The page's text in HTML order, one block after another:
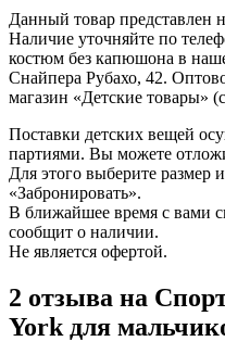
Данный товар представлен
Наличие уточняйте по
костюм без капюшона в
Снайпера Рубахо, 42.
магазин «Детские товары»
Поставки детских вещей
партиями. Вы можете
Для этого выберите размер
«Забронировать».
В ближайшее время с вами
сообщит о наличии.
Не является офертой.
2 отзыва на
York для